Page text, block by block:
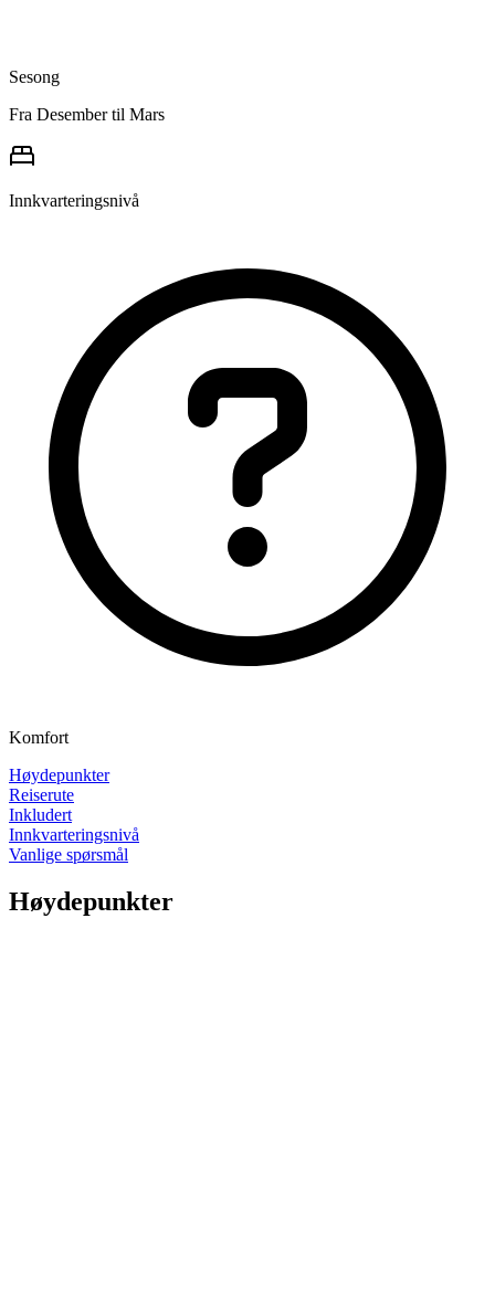
Sesong
Fra Desember til Mars
Innkvarteringsnivå
Komfort
Høydepunkter
Reiserute
Inkludert
Innkvarteringsnivå
Vanlige spørsmål
Høydepunkter